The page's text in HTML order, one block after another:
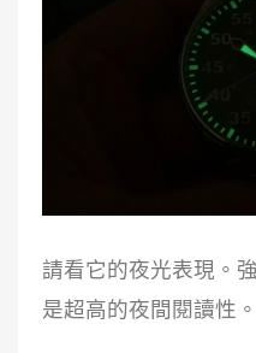
請看它的夜光表現。
是超高的夜間閱讀性。